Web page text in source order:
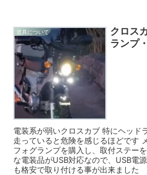
道具について
クロス
ランプ
電装系が弱いクロスカブ 特にヘッド
走っていると危険を感じるほどです
フォグランプを購入し、取付ステー
な電装品がUSB対応なので、USB電
も格安で取り付ける事が出来ました